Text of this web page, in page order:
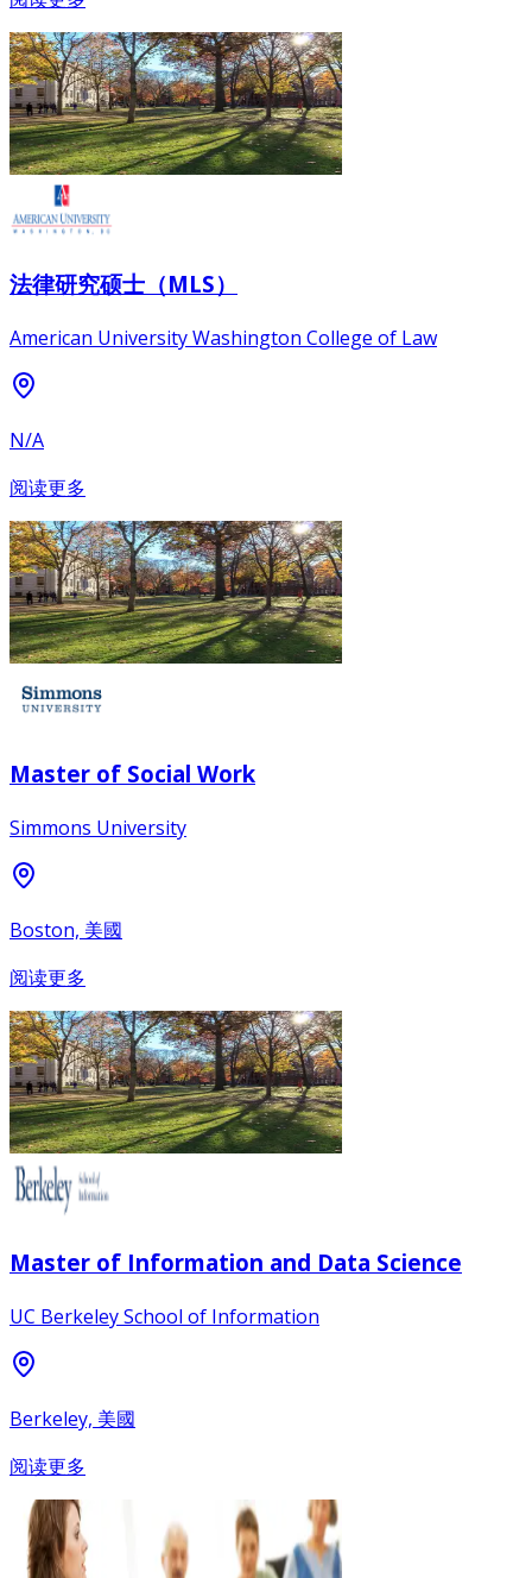
法律研究硕士（MLS）
American University Washington College of Law
N/A
阅读更多
Master of Social Work
Simmons University
Boston, 美國
阅读更多
Master of Information and Data Science
UC Berkeley School of Information
Berkeley, 美國
阅读更多